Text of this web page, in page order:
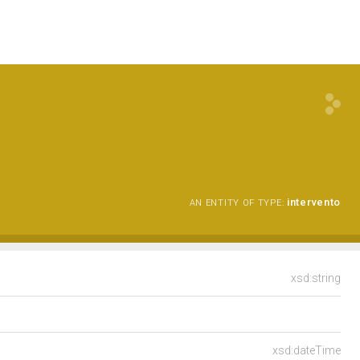
AN ENTITY OF TYPE: intervento
xsd:string
xsd:dateTime